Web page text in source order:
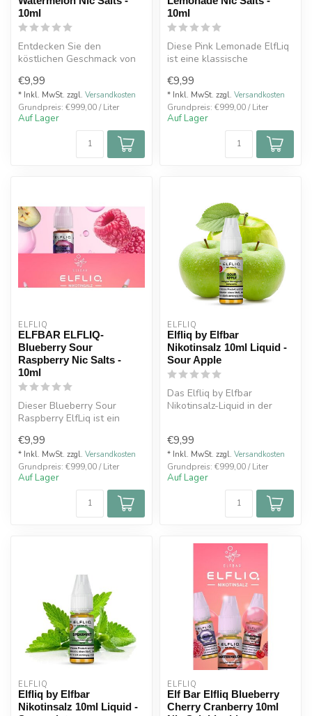
10ml
Entdecken Sie den
köstlichen Geschmack von
Liquid
Dieses ...
€9,99
* Inkl. MwSt. zzgl. Versandkosten
Grundpreis: €999,00 / Liter
Auf Lager
10ml
Diese Pink Lemonade ElfLiq
ist eine klassische
bestimmte...
€9,99
* Inkl. MwSt. zzgl. Versandkosten
Grundpreis: €999,00 / Liter
Auf Lager
ELFLIQ
ELFBAR ELFLIQ-
Blueberry Sour
Raspberry Nic Salts -
10ml
Dieser Blueberry Sour
Raspberry ElfLiq ist ein
alle Fa...
€9,99
* Inkl. MwSt. zzgl. Versandkosten
Grundpreis: €999,00 / Liter
Auf Lager
ELFLIQ
Elfliq by Elfbar
Nikotinsalz 10ml Liquid -
Sour Apple
Das Elfliq by Elfbar
Nikotinsalz-Liquid in der
€9,99
* Inkl. MwSt. zzgl. Versandkosten
Grundpreis: €999,00 / Liter
Auf Lager
ELFLIQ
Elfliq by Elfbar
Nikotinsalz 10ml Liquid -
ELFLIQ
Elf Bar Elfliq Blueberry
Cherry Cranberry 10ml